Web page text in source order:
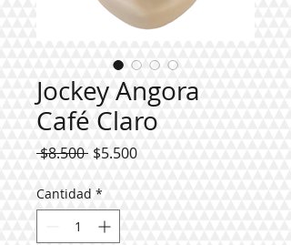
Jockey Angora
Café Claro
$8.500 Precio
$5.500Precio
Cantidad *